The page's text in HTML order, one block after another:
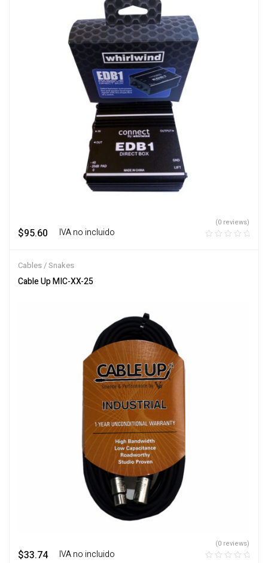
$95.60 ‎ ‎ ‎ IVA no incluido
(0 reviews)
Cables / Snakes
Cable Up MIC-XX-25
$33.74 ‎ ‎ ‎ IVA no incluido
(0 reviews)